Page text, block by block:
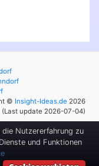
© Insight-Ideas.de 2026
(Last update 2026-07-04)
Nutzererfahrung zu
und Funktionen